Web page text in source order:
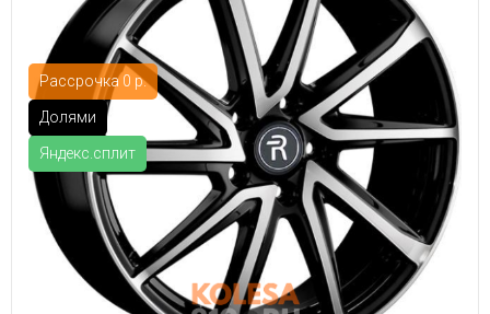
Рассрочка 0 р.
Долями
Яндекс.сплит